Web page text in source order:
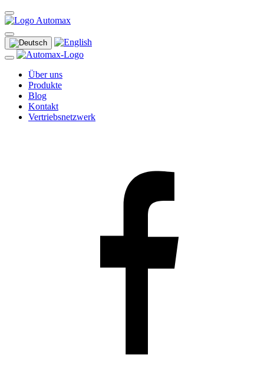
Über uns
Produkte
Blog
Kontakt
Vertriebsnetzwerk